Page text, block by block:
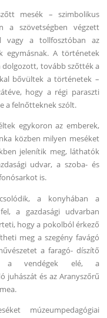
mesék – szimbolikus
a szövetségben végzett
vagy a tollfosztóban az
egymásnak. A történetek
dolgozott, tovább szőtték a
bővültek a történetek –
hogy a régi paraszti
a felnőtteknek szólt.
egykoron az emberek,
közben milyen meséket
jelenítik meg, láthatók
udvar, a szoba- és
is.
a konyhában a
a gazdasági udvarban
hogy a pokolból érkező
meg a szegény favágó
a faragó- díszítő
a vendégek elé, a
juhászát és az Aranyszőrű
múzeumpedagógiai